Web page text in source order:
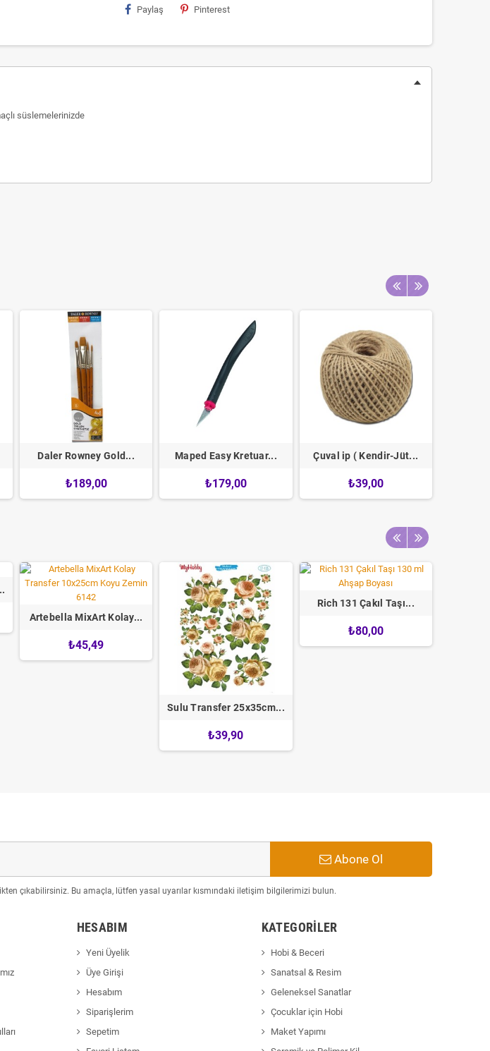
Paylaş Pinterest
süslemelerinizde
Daler Rowney Gold...
₺189,00
Maped Easy Kretuar...
₺179,00
Çuval ip ( Kendir-Jüt...
₺39,00
Artebella MixArt Kolay...
₺45,49
Sulu Transfer 25x35cm...
₺39,90
Rich 131 Çakıl Taşı...
₺80,00
Abone Ol
çıkabilirsiniz. Bu amaçla, lütfen yasal uyarılar kısmındaki iletişim bilgilerimizi bulun.
HESABIM
Yeni Üyelik
Üye Girişi
Hesabım
Siparişlerim
Sepetim
KATEGORILER
Hobi & Beceri
Sanatsal & Resim
Geleneksel Sanatlar
Çocuklar için Hobi
Maket Yapımı